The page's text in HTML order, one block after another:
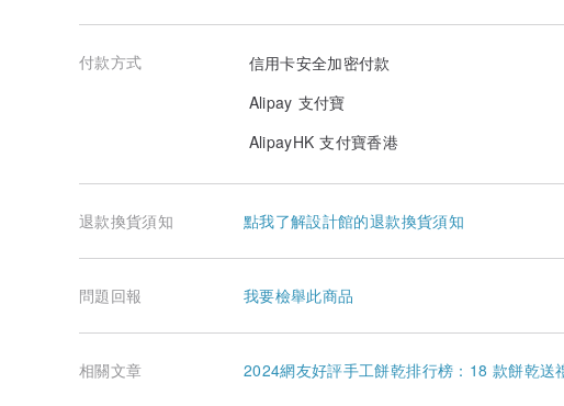
付款方式
信用卡安全加密付款
Alipay 支付寶
AlipayHK 支付寶香港
退款換貨須知 點我了解設計館的退款換貨須知
問題回報 我要檢舉此商品
相關文章 2024網友好評手工餅乾排行榜：18 款餅乾送